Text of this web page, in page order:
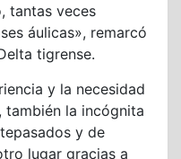
tantas veces
áulicas», remarcó
tigrense.
y la necesidad
también la incógnita
y de
lugar gracias a